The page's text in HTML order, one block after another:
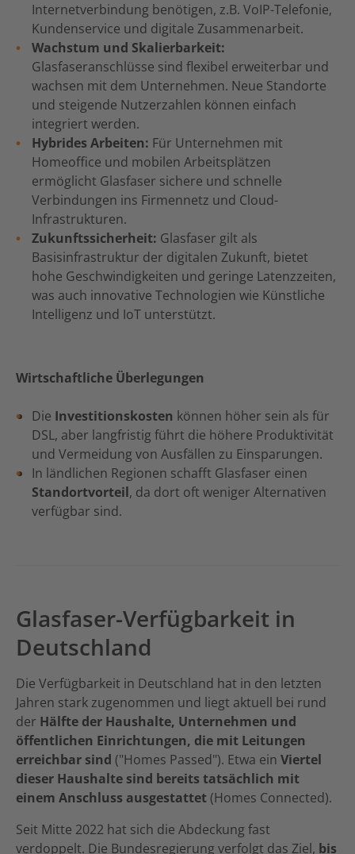
Internetverbindung benötigen, z.B. VoIP-Telefonie,
Kundenservice und digitale Zusammenarbeit.
Wachstum und Skalierbarkeit:
Glasfaseranschlüsse sind flexibel erweiterbar und
wachsen mit dem Unternehmen. Neue Standorte
und steigende Nutzerzahlen können einfach
integriert werden.
Hybrides Arbeiten: Für Unternehmen mit
Homeoffice und mobilen Arbeitsplätzen
ermöglicht Glasfaser sichere und schnelle
Verbindungen ins Firmennetz und Cloud-
Infrastrukturen.
Zukunftssicherheit: Glasfaser gilt als
Basisinfrastruktur der digitalen Zukunft, bietet
hohe Geschwindigkeiten und geringe Latenzzeiten,
was auch innovative Technologien wie Künstliche
Intelligenz und IoT unterstützt.
Wirtschaftliche Überlegungen
Die Investitionskosten können höher sein als für
DSL, aber langfristig führt die höhere Produktivität
und Vermeidung von Ausfällen zu Einsparungen.
In ländlichen Regionen schafft Glasfaser einen
Standortvorteil, da dort oft weniger Alternativen
verfügbar sind.
Glasfaser-Verfügbarkeit in
Deutschland
Die Verfügbarkeit in Deutschland hat in den letzten
Jahren stark zugenommen und liegt aktuell bei rund
der Hälfte der Haushalte, Unternehmen und
öffentlichen Einrichtungen, die mit Leitungen
erreichbar sind ("Homes Passed"). Etwa ein Viertel
dieser Haushalte sind bereits tatsächlich mit
einem Anschluss ausgestattet(Homes Connected).
Seit Mitte 2022 hat sich die Abdeckung fast
verdoppelt. Die Bundesregierung verfolgt das Ziel, bis